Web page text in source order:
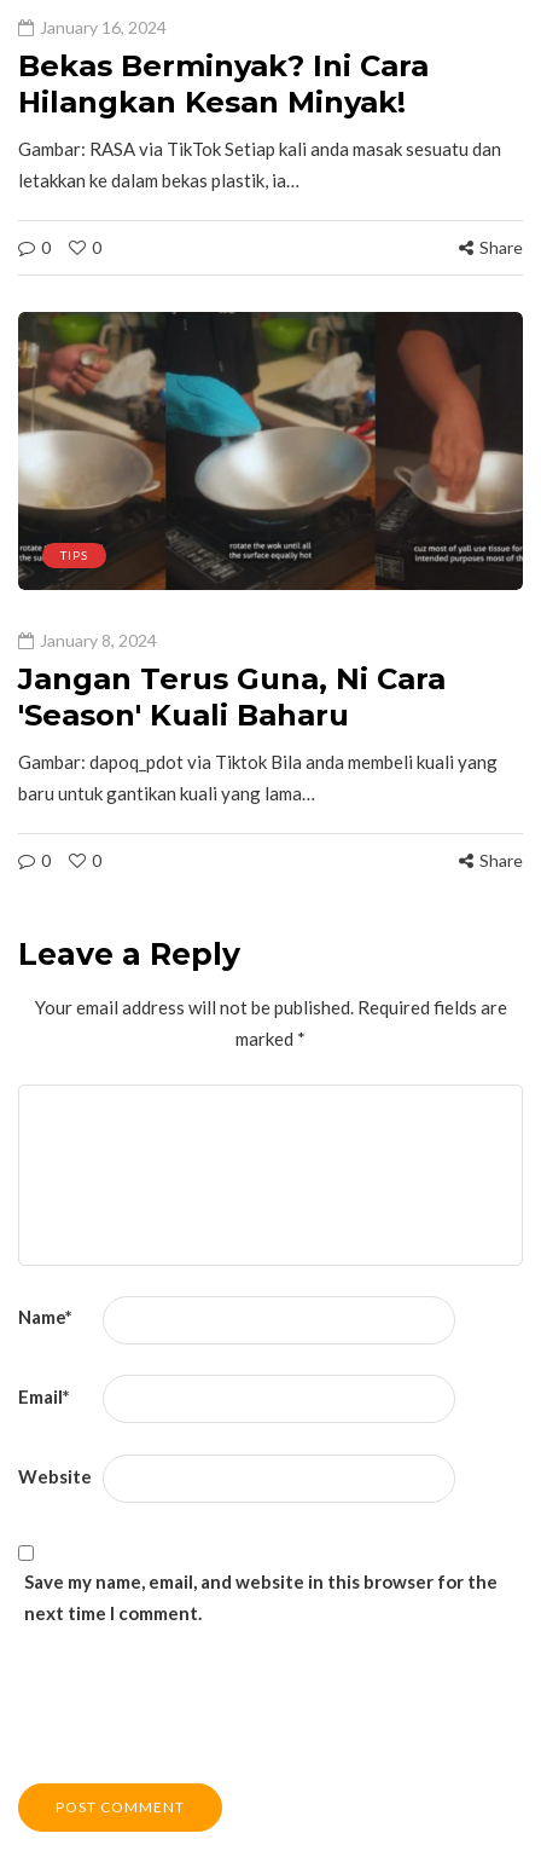
January 16, 2024
Bekas Berminyak? Ini Cara
Hilangkan Kesan Minyak!
Gambar: RASA via TikTok Setiap kali anda masak sesuatu dan
letakkan ke dalam bekas plastik, ia…
0 0 Share
TIPS
January 8, 2024
Jangan Terus Guna, Ni Cara
'Season' Kuali Baharu
Gambar: dapoq_pdot via Tiktok Bila anda membeli kuali yang
baru untuk gantikan kuali yang lama…
0 0 Share
Leave a Reply
Your email address will not be published. Required fields are
marked *
Name*
Email*
Website
Save my name, email, and website in this browser for the
next time I comment.